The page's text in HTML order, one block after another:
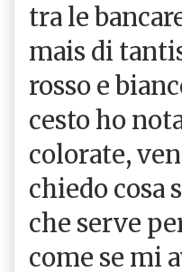
tra le
mais di
rosso e
cesto ho
colorate,
chiedo cosa
che serve
come se mi